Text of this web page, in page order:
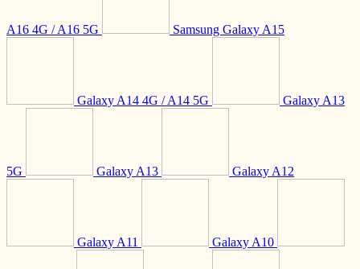
A16 4G / A16 5G Samsung Galaxy A15
Galaxy A14 4G / A14 5G Galaxy A13
5G Galaxy A13 Galaxy A12
Galaxy A11 Galaxy A10